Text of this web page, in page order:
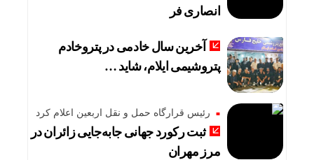
انصاری فر
آخرین سال خادمی در پتروخادم
پتروشیمی ایلام، شاید …
رئیس قرارگاه حمل و نقل اربعین اعلام کرد
ثبت رکورد جهانی جابه‌جایی زائران در
مرز مهران